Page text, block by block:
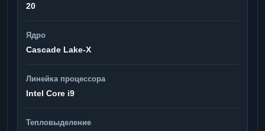
20
Ядро
Cascade Lake-X
Линейка процессора
Intel Core i9
Тепловыделение